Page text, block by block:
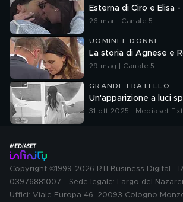
Esterna di Ciro e Elisa
26 mar | Canale 5
UOMINI E DONNE
La storia di Agnese e
29 mag | Canale 5
GRANDE FRATELLO
Un'apparizione a luci
31 ott 2025 | Mediaset
Copyright ©1999-2026 RTI Business Digital -
03976881007 - Sede legale: Largo del
Uffici: Viale Europa 46, 20093 Cologno